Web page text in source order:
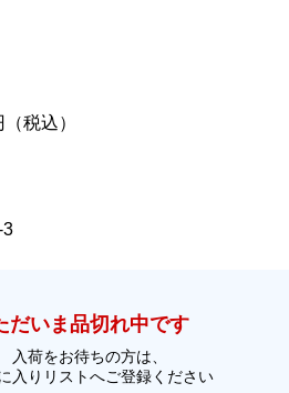
税込）
3
だいま品切れ中です
入荷をお待ちの方は、
入りリストへご登録ください